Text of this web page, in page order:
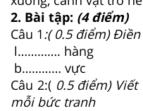
2. Bài tập: (4 điểm)
Câu 1:( 0.5 điểm)
l…………. hàng
b………… vực
Câu 2:(0.5 điểm) Viết
mỗi bức tranh